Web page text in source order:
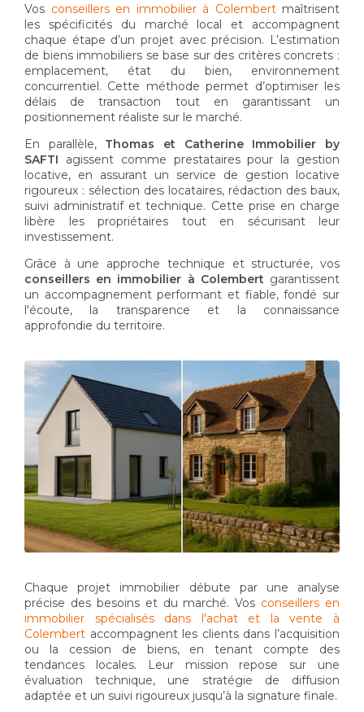
Vos conseillers en immobilier à Colembert maîtrisent
les spécificités du marché local et accompagnent
chaque étape d’un projet avec précision. L’estimation
de biens immobiliers se base sur des critères concrets :
emplacement, état du bien, environnement
concurrentiel. Cette méthode permet d’optimiser les
délais de transaction tout en garantissant un
positionnement réaliste sur le marché.
En parallèle, Thomas et Catherine Immobilier by
SAFTI agissent comme prestataires pour la gestion
locative, en assurant un service de gestion locative
rigoureux : sélection des locataires, rédaction des baux,
suivi administratif et technique. Cette prise en charge
libère les propriétaires tout en sécurisant leur
investissement.
Grâce à une approche technique et structurée, vos
conseillers en immobilier à Colembert garantissent
un accompagnement performant et fiable, fondé sur
l'écoute, la transparence et la connaissance
approfondie du territoire.
Chaque projet immobilier débute par une analyse
précise des besoins et du marché. Vos conseillers en
immobilier spécialisés dans l'achat et la vente à
Colembert accompagnent les clients dans l’acquisition
ou la cession de biens, en tenant compte des
tendances locales. Leur mission repose sur une
évaluation technique, une stratégie de diffusion
adaptée et un suivi rigoureux jusqu’à la signature finale.